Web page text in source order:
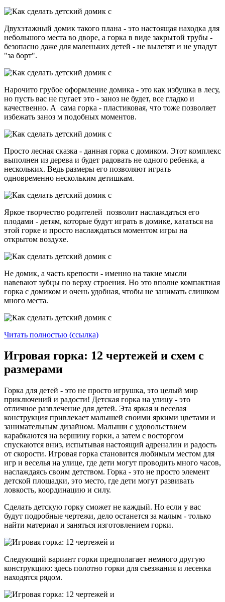
Двухэтажный домик такого плана - это настоящая находка для
небольшого места во дворе, а горка в виде закрытой трубы -
безопасно даже для маленьких детей - не вылетят и не упадут
"за борт".
Нарочито грубое оформление домика - это как избушка в лесу,
но пусть вас не пугает это - заноз не будет, все гладко и
качественно. А сама горка - пластиковая, что тоже позволяет
избежать заноз м подобных моментов.
Просто лесная сказка - данная горка с домиком. Этот комплекс
выполнен из дерева и будет радовать не одного ребенка, а
нескольких. Ведь размеры его позволяют играть
одновременно нескольким детишкам.
Яркое творчество родителей позволит наслаждаться его
плодами - детям, которые будут играть в домике, кататься на
этой горке и просто наслаждаться моментом игры на
открытом воздухе.
Не домик, а часть крепости - именно на такие мысли
навевают зубцы по верху строения. Но это вполне компактная
горка с домиком и очень удобная, чтобы не занимать слишком
много места.
Читать полностью (ссылка)
Игровая горка: 12 чертежей и схем с
размерами
Горка для детей - это не просто игрушка, это целый мир
приключений и радости! Детская горка на улицу - это
отличное развлечение для детей. Эта яркая и веселая
конструкция привлекает малышей своими яркими цветами и
занимательным дизайном. Малыши с удовольствием
карабкаются на вершину горки, а затем с восторгом
спускаются вниз, испытывая настоящий адреналин и радость
от скорости. Игровая горка становится любимым местом для
игр и веселья на улице, где дети могут проводить много часов,
наслаждаясь своим детством. Горка - это не просто элемент
детской площадки, это место, где дети могут развивать
ловкость, координацию и силу.
Сделать детскую горку сможет не каждый. Но если у вас
будут подробные чертежи, дело останется за малым - только
найти материал и заняться изготовлением горки.
Следующий вариант горки предполагает немного другую
конструкцию: здесь полотно горки для съезжания и лесенка
находятся рядом.